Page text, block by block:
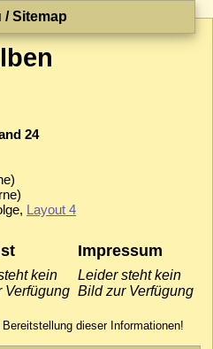
/ Sitemap
lben
24
Layout 4
kein
Verfügung
Impressum
Leider steht kein
Bild zur Verfügung
dieser Informationen!